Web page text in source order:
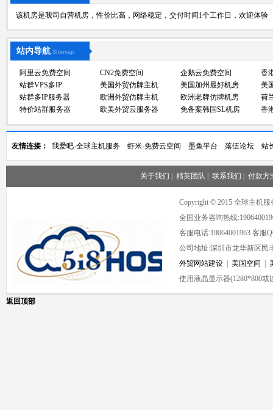
该机房是我司自营机房，性价比高，网络稳定，交付时间1个工作日，欢迎体验
站内导航 Sitemap
阿里云免费空间 CN2免费空间 企鹅云免费空间
香
站群VPS多IP
美国外贸仿牌主机 美国加州最好机房
美
站群多IP服务器
欧洲外贸仿牌主机 欧洲老牌仿牌机房
荷
特价站群服务器
欧美外贸云服务器 免备案韩国SL机房 香
友情连接： 我爱吧-全球主机服务 虾米-免费云空间 墨鱼平台 落伍论坛 站
关于我们 精英团队 联系我们 付款方
Copyright © 2015 全球主机
全国业务咨询热线
客服电话:19064001963 客服
公司地址:深圳市龙华新区民
外贸网站建设
美国空间
使用液晶显示器(1280*800
返回顶部